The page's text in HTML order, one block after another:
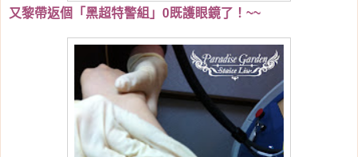
又黎帶返個「黑超特警組」0既護眼鏡了！~~